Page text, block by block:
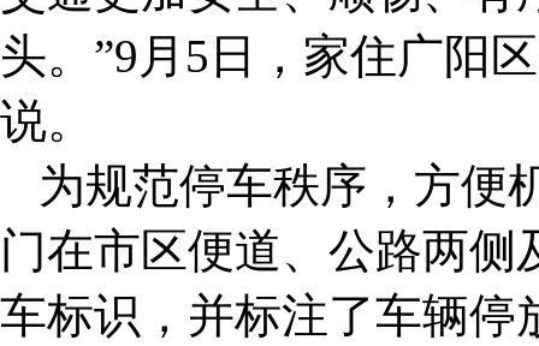
头。”9月5日，家住广阳
说。
为规范停车秩序，方便
门在市区便道、公路两
车标识，并标注了车辆停